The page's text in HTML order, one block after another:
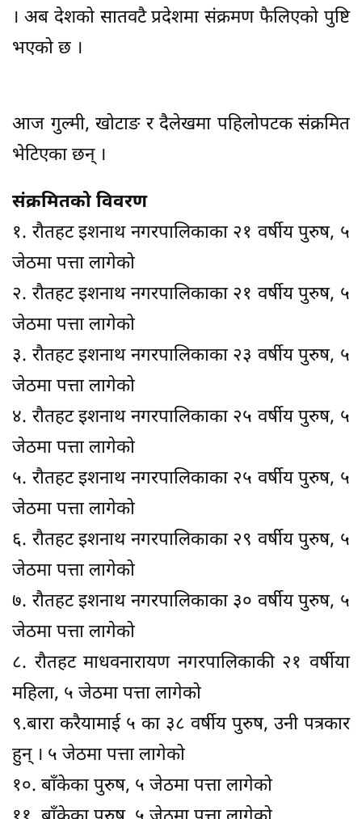
। अब देशको सातवटै प्रदेशमा संक्रमण फैलिएको पुष्टि
भएको छ ।
आज गुल्मी, खोटाङ र दैलेखमा पहिलोपटक संक्रमित
भेटिएका छन् ।
संक्रमितको विवरण
१. रौतहट इशनाथ नगरपालिकाका २१ वर्षीय पुरुष, ५
जेठमा पत्ता लागेको
२. रौतहट इशनाथ नगरपालिकाका २१ वर्षीय पुरुष, ५
जेठमा पत्ता लागेको
३. रौतहट इशनाथ नगरपालिकाका २३ वर्षीय पुरुष, ५
जेठमा पत्ता लागेको
४. रौतहट इशनाथ नगरपालिकाका २५ वर्षीय पुरुष, ५
जेठमा पत्ता लागेको
५. रौतहट इशनाथ नगरपालिकाका २५ वर्षीय पुरुष, ५
जेठमा पत्ता लागेको
६. रौतहट इशनाथ नगरपालिकाका २९ वर्षीय पुरुष, ५
जेठमा पत्ता लागेको
७. रौतहट इशनाथ नगरपालिकाका ३० वर्षीय पुरुष, ५
जेठमा पत्ता लागेको
८. रौतहट माधवनारायण नगरपालिकाकी २१ वर्षीया
महिला, ५ जेठमा पत्ता लागेको
९.बारा करैयामाई ५ का ३८ वर्षीय पुरुष, उनी पत्रकार
हुन् । ५ जेठमा पत्ता लागेको
१०. बाँकेका पुरुष, ५ जेठमा पत्ता लागेको